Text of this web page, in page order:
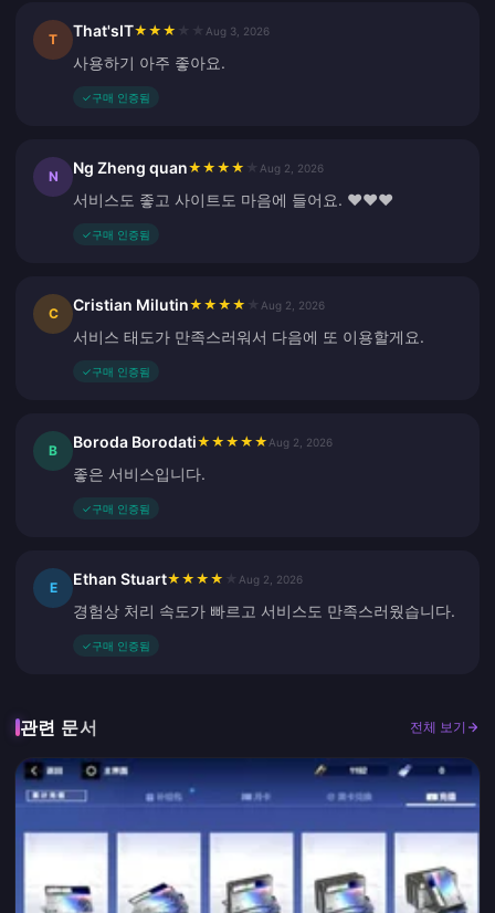
T That'sIT★ ★ ★ Aug 3, 2026
사용하기 아주 좋아요.
✓구매 인증됨
N Ng Zheng quan★ ★ ★ ★ Aug 2, 2026
서비스도 좋고 사이트도 마음에 들어요. ❤️❤️❤️
✓구매 인증됨
C Cristian Milutin★ ★ ★ ★ Aug 2, 2026
서비스 태도가 만족스러워서 다음에 또 이용할게요.
✓구매 인증됨
B Boroda Borodati★ ★ ★ ★ ★ Aug 2, 2026
좋은 서비스입니다.
✓구매 인증됨
E Ethan Stuart★ ★ ★ ★ Aug 2, 2026
경험상 처리 속도가 빠르고 서비스도 만족스러웠습니다.
✓구매 인증됨
관련 문서 전체 보기